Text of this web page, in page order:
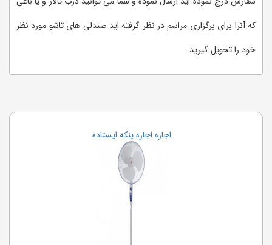
که آنرا برای برگزاری مراسم در نظر گرفته اید صندلی های تاشو مورد نظر
خود را تحویل گیرید.
اجاره تخته وایت برد